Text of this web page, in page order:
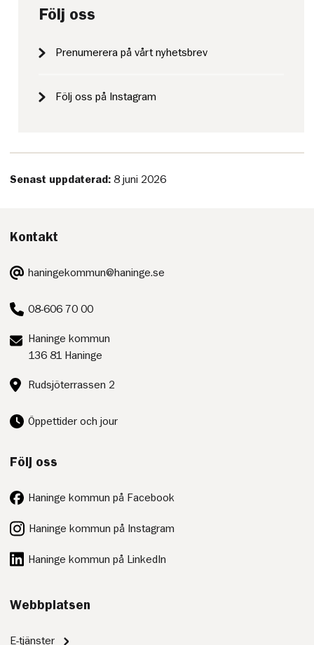
Följ oss
Prenumerera på vårt nyhetsbrev
Följ oss på Instagram
Senast uppdaterad:8 juni 2026
Kontakt
E-
post:
haningekommun@haninge.se
Telefon:
08-606 70 00
Postadress:
Haninge kommun
136 81 Haninge
Besöksadress:
Rudsjöterrassen 2
Öppettider och jour
Följ oss
Haninge kommun på Facebook
Haninge kommun på Instagram
Haninge kommun på LinkedIn
Webbplatsen
E-tjänster